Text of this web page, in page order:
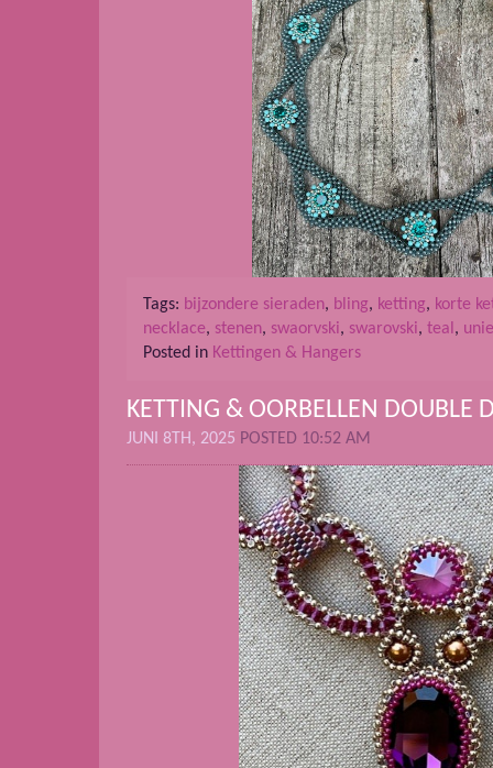
Tags: bijzondere sieraden, bling, ketting, korte
necklace, stenen, swaorvski, swarovski, teal,
Posted in Kettingen & Hangers
KETTING & OORBELLEN DOUBLE
JUNI 8TH, 2025 POSTED 10:52 AM